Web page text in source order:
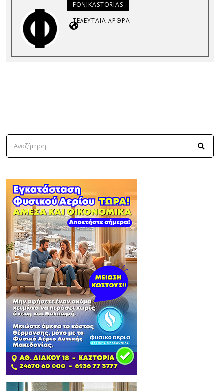
FONIKASTORIAS
ΤΕΛΕΥΤΑΊΑ ΆΡΘΡΑ